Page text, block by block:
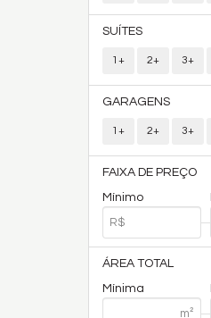
SUÍTES
1+ 2+ 3+
GARAGENS
1+ 2+ 3+
FAIXA DE PREÇO
Mínimo
ÁREA TOTAL
Mínima